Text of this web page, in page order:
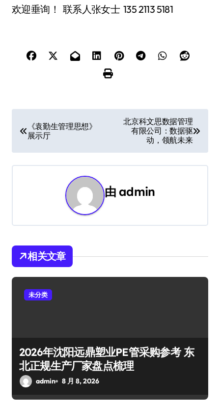
欢迎垂询！ 联系人张女士 135 2113 5181
章
导
《袁勤生管理思想》
展示厅
北京科文思数据管理
有限公司：数据驱
动，领航未来​
由admin
相关文章
未分类
2026年沈阳远鼎塑业PE管采购参考 东
北正规生产厂家盘点梳理
admin 8 月 8, 2026